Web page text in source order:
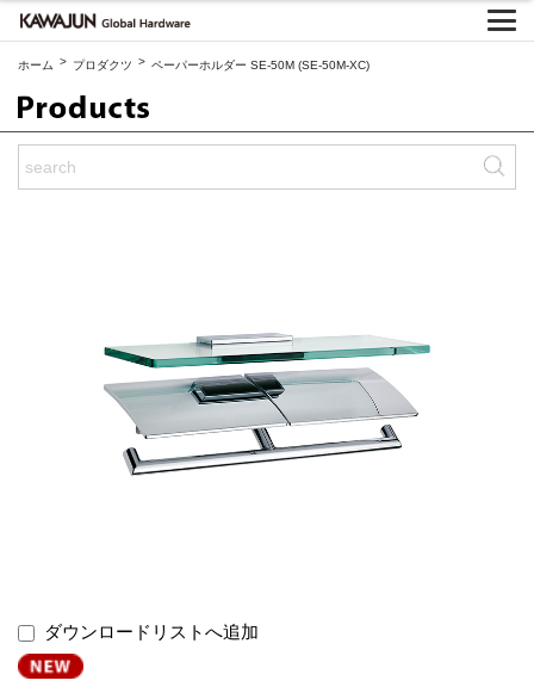
ホーム > プロダクツ > ペーパーホルダー SE-50M (SE-50M-XC)
ダウンロードリストへ追加